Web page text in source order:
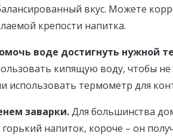
вкус. Можете
крепости напитка.
воде достигнуть нужной
кипящую воду, чтобы
использовать термометр для
заварки.Для большинства
напиток, короче – он